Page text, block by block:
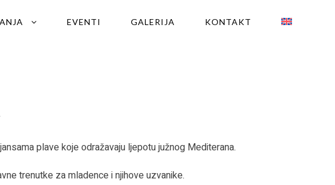
EVENTI GALERIJA KONTAKT
plave koje odražavaju ljepotu južnog Mediterana.
trenutke za mladence i njihove uzvanike.